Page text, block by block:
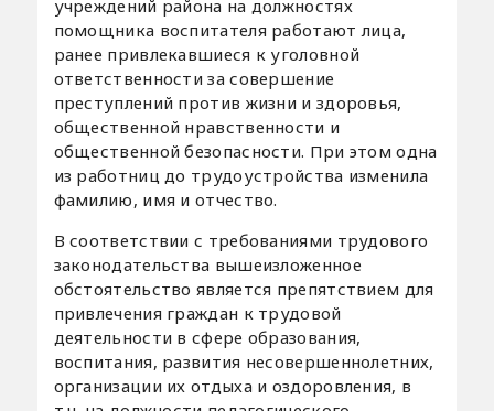
учреждений района на должностях
помощника воспитателя работают лица,
ранее привлекавшиеся к уголовной
ответственности за совершение
преступлений против жизни и здоровья,
общественной нравственности и
общественной безопасности. При этом одна
из работниц до трудоустройства изменила
фамилию, имя и отчество.
В соответствии с требованиями трудового
законодательства вышеизложенное
обстоятельство является препятствием для
привлечения граждан к трудовой
деятельности в сфере образования,
воспитания, развития несовершеннолетних,
организации их отдыха и оздоровления, в